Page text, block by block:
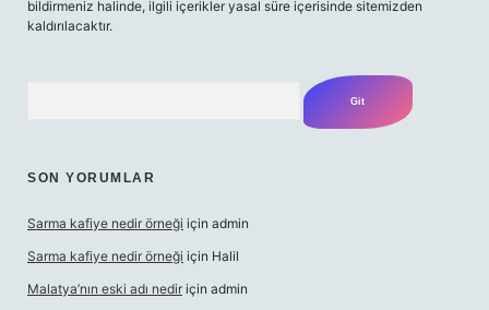
bildirmeniz halinde, ilgili içerikler yasal süre içerisinde sitemizden
kaldırılacaktır.
SON YORUMLAR
Sarma kafiye nedir örneği için admin
Sarma kafiye nedir örneği için Halil
Malatya’nın eski adı nedir için admin